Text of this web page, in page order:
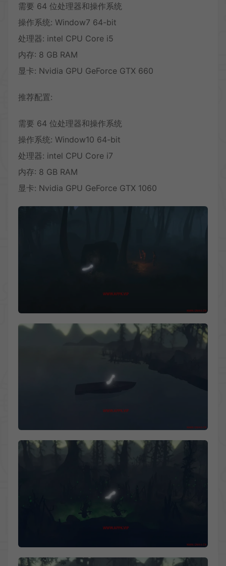
需要 64 位处理器和操作系统
操作系统: Window7 64-bit
处理器: intel CPU Core i5
内存: 8 GB RAM
显卡: Nvidia GPU GeForce GTX 660
推荐配置:
需要 64 位处理器和操作系统
操作系统: Window10 64-bit
处理器: intel CPU Core i7
内存: 8 GB RAM
显卡: Nvidia GPU GeForce GTX 1060